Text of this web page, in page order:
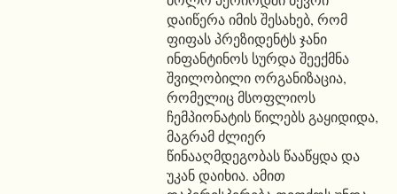
დაიწერა იმის შესახებ, რომ
ფიფას პრეზიდენტს ჯანი
ინფანტინოს სურდა შეექმნა
შვილობილი ორგანიზაცია,
რომელიც მსოფლიოს
ჩემპიონატის წილებს გაყიდიდა,
მაგრამ ძლიერ
წინააღმდეგობას წააწყდა და
უკან დაიხია. ამით